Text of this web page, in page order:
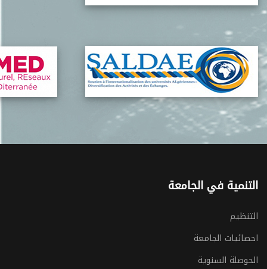
التنمية في الجامعة
التنظيم
احصائيات الجامعة
الحوصلة السنوية